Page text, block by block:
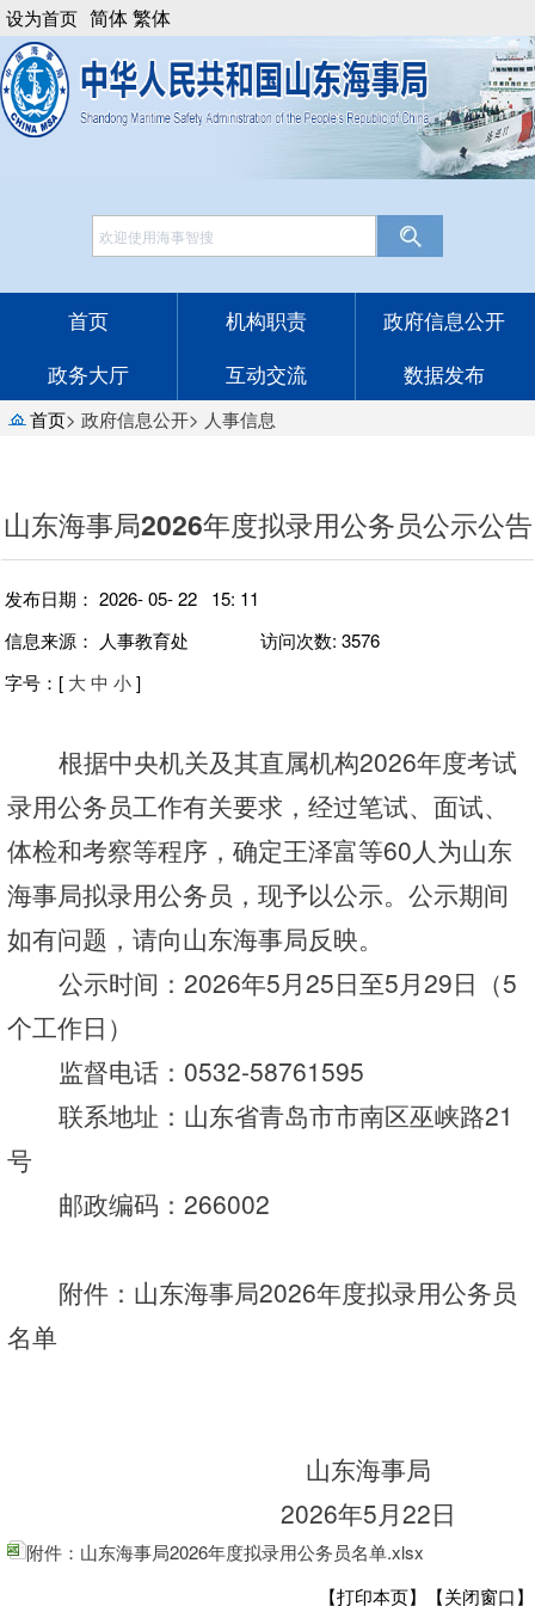
设为首页 简体繁体
网站工作年报 English 法律顾问 邮箱登录
首页 机构职责
政府信息公开
政务大厅
互动交流 数据发布
首页> 政府信息公开> 人事信息
山东海事局2026年度拟录用公务员公示公告
发布日期： 2026- 05- 22 15: 11
信息来源： 人事教育处
访问次数:3576
字号 ：[ 大 中 小]
根据中央机关及其直属机构2026年度考试
录用公务员工作有关要求，经过笔试、面试、
体检和考察等程序，确定王泽富等60人为山东
海事局拟录用公务员，现予以公示。公示期间
如有问题 ，请向山东海事局反映。
公示时间： 2026年5月25日至5月29日（5
个工作日）
监督电话： 0532-58761595
联系地址： 山东省青岛市市南区巫峡路21
号
邮政编码： 266002
附件： 山东海事局2026年度拟录用公务员
名单
山东海事局
2026年5月22日
附件：山东海事局2026年度拟录用公务员名单.xlsx
【打印本页】
【关闭窗口】